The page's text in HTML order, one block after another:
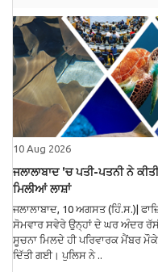
10 Aug 2026
ਜਲਾਲਾਬਾਦ ’ਚ ਪਤੀ-ਪਤਨੀ ਨੇ
ਮਿਲੀਆਂ ਲਾਸ਼ਾਂ
ਜਲਾਲਾਬਾਦ, 10 ਅਗਸਤ (ਹਿੰ.ਸ.)|
ਸੋਮਵਾਰ ਸਵੇਰੇ ਉਨ੍ਹਾਂ ਦੇ ਘਰ ਅੰਦਰ
ਸੂਚਨਾ ਮਿਲਦੇ ਹੀ ਪਰਿਵਾਰਕ ਮੈਂਬਰ
ਦਿੱਤੀ ਗਈ। ਪੁਲਿਸ ਨੇ ..